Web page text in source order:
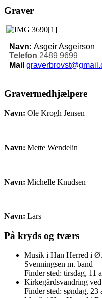
Graver
Navn: Asgeir Asgeirson
Telefon 2489 9699
Mail
Gravermedhjælpere
Navn: Ole Krogh Jensen
Navn: Mette Wendelin
Navn: Michelle Knudsen
Navn: Lars
På kryds og tværs
Musik i Han Herred i
Svenningsen m. band
Finder sted: tirsdag, 11
Kirkegårdsvandring
Finder sted: søndag, 23